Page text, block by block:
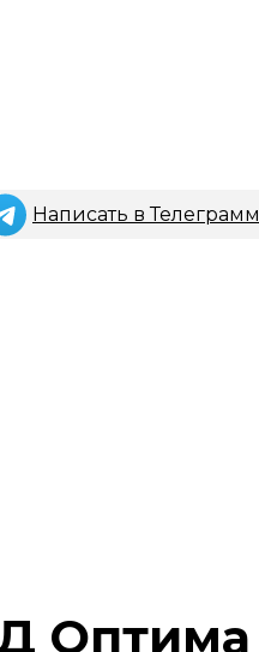
Написать в Телеграмм
Д Оптима